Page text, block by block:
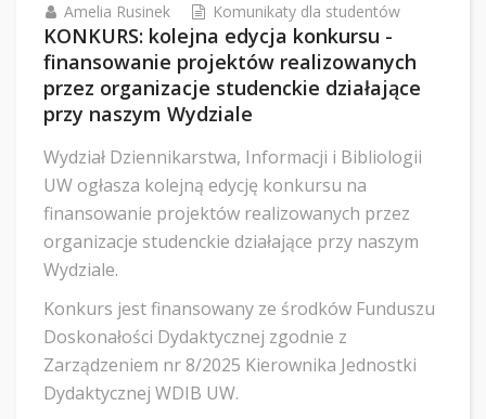
Amelia Rusinek Komunikaty dla studentów
KONKURS: kolejna edycja konkursu -
finansowanie projektów realizowanych
przez organizacje studenckie działające
przy naszym Wydziale
Wydział Dziennikarstwa, Informacji i Bibliologii
UW ogłasza kolejną edycję konkursu na
finansowanie projektów realizowanych przez
organizacje studenckie działające przy naszym
Wydziale.
Konkurs jest finansowany ze środków Funduszu
Doskonałości Dydaktycznej zgodnie z
Zarządzeniem nr 8/2025 Kierownika Jednostki
Dydaktycznej WDIB UW.